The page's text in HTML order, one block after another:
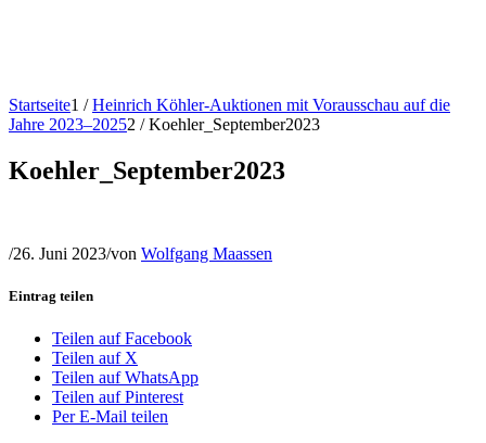
Startseite1 / Heinrich Köhler-Auktionen mit Vorausschau auf die
Jahre 2023–20252 / Koehler_September2023
Koehler_September2023
/26. Juni 2023/von Wolfgang Maassen
Eintrag teilen
Teilen auf Facebook
Teilen auf X
Teilen auf WhatsApp
Teilen auf Pinterest
Per E-Mail teilen